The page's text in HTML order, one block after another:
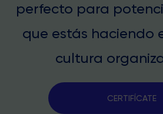
perfecto para
que estás haciendo
cultura
CERTIFÍCATE